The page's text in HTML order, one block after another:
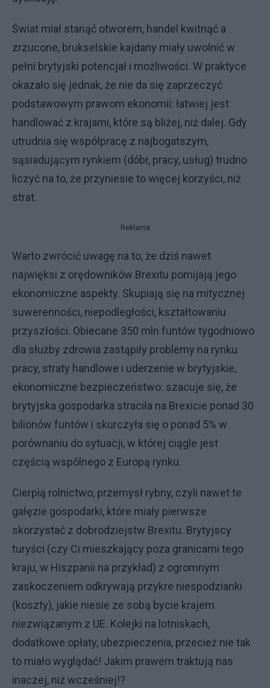
Świat miał stanąć otworem, handel kwitnąć a
zrzucone, brukselskie kajdany miały uwolnić w
pełni brytyjski potencjał i możliwości. W praktyce
okazało się jednak, że nie da się zaprzeczyć
podstawowym prawom ekonomii: łatwiej jest
handlować z krajami, które są bliżej, niż dalej. Gdy
utrudnia się współpracę z najbogatszym,
sąsiadującym rynkiem (dóbr, pracy, usług) trudno
liczyć na to, że przyniesie to więcej korzyści, niż
strat.
Reklama
Warto zwrócić uwagę na to, że dziś nawet
najwięksi z orędowników Brexitu pomijają jego
ekonomiczne aspekty. Skupiają się na mitycznej
suwerenności, niepodległości, kształtowaniu
przyszłości. Obiecane 350 mln funtów tygodniowo
dla służby zdrowia zastąpiły problemy na rynku
pracy, straty handlowe i uderzenie w brytyjskie,
ekonomiczne bezpieczeństwo: szacuje się, że
brytyjska gospodarka straciła na Brexicie ponad 30
bilionów funtów i skurczyła się o ponad 5% w
porównaniu do sytuacji, w której ciągle jest
częścią wspólnego z Europą rynku.
Cierpią rolnictwo, przemysł rybny, czyli nawet te
gałęzie gospodarki, które miały pierwsze
skorzystać z dobrodziejstw Brexitu. Brytyjscy
turyści (czy Ci mieszkający poza granicami tego
kraju, w Hiszpanii na przykład) z ogromnym
zaskoczeniem odkrywają przykre niespodzianki
(koszty), jakie niesie ze sobą bycie krajem
niezwiązanym z UE. Kolejki na lotniskach,
dodatkowe opłaty, ubezpieczenia, przecież nie tak
to miało wyglądać! Jakim prawem traktują nas
inaczej, niż wcześniej!?